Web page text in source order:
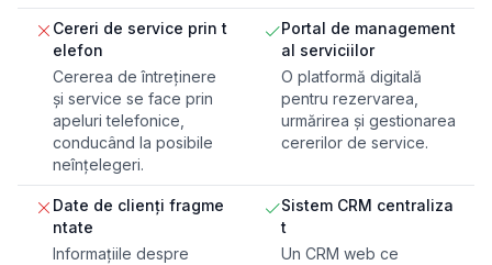
Cereri de service prin t
elefon
Cererea de întreținere
și service se face prin
apeluri telefonice,
conducând la posibile
neînțelegeri.
Portal de management
al serviciilor
O platformă digitală
pentru rezervarea,
urmărirea și gestionarea
cererilor de service.
Date de clienți fragme
ntate
Informațiile despre
Sistem CRM centraliza
t
Un CRM web ce